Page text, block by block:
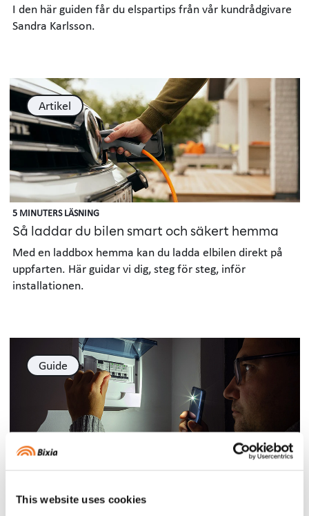
This website uses cookies
I den här guiden får du elspartips från vår kundrådgivare
Sandra Karlsson.
Artikel
5 MINUTERS LÄSNING
Så laddar du bilen smart och säkert hemma
Med en laddbox hemma kan du ladda elbilen direkt på
uppfarten. Här guidar vi dig, steg för steg, inför
installationen.
Guide
Bra att veta vid ett strömavbrott